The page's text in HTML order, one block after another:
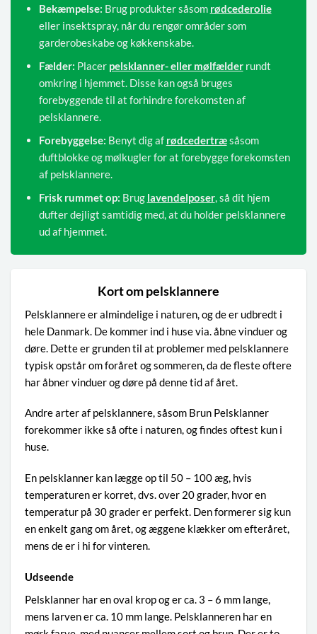
Bekæmpelse: Brug produkter såsom rødcederolie
eller insektspray, når du rengør områder som
garderobeskabe og køkkenskabe.
Fælder: Placer pelsklanner- eller mølfælderrundt
omkring i hjemmet. Disse kan også bruges
forebyggende til at forhindre forekomsten af
pelsklannere.
Forebyggelse: Benyt dig af rødcedertræsåsom
duftblokke og mølkugler for at forebygge forekomsten
af pelsklannere.
Frisk rummet op: Brug lavendelposer, så dit hjem
dufter dejligt samtidig med, at du holder pelsklannere
ud af hjemmet.
Kort om pelsklannere
Pelsklannere er almindelige i naturen, og de er udbredt i
hele Danmark. De kommer ind i huse via. åbne vinduer og
døre. Dette er grunden til at problemer med pelsklannere
typisk opstår om foråret og sommeren, da de fleste oftere
har åbner vinduer og døre på denne tid af året.
Andre arter af pelsklannere, såsom Brun Pelsklanner
forekommer ikke så ofte i naturen, og findes oftest kun i
huse.
En pelsklanner kan lægge op til 50 – 100 æg, hvis
temperaturen er korret, dvs. over 20 grader, hvor en
temperatur på 30 grader er perfekt. Den formerer sig kun
en enkelt gang om året, og æggene klækker om efteråret,
mens de er i hi for vinteren.
Udseende
Pelsklanner har en oval krop og er ca. 3 – 6 mm lange,
mens larven er ca. 10 mm lange. Pelsklanneren har en